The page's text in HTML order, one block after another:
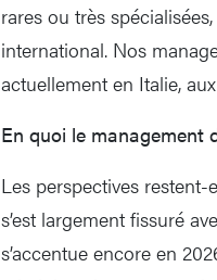
rares ou très
international. Nos
actuellement en Italie,
En quoi le management
Les perspectives
s’est largement fissuré
s’accentue encore en